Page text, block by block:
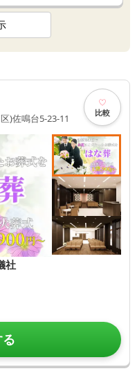
)佐鳴台5-23-11 比較
社